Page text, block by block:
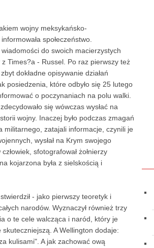
wojny meksykańsko-
społeczeństwo.
do swoich macierzystych
Times?a - Russel. Po raz pierwszy też
dokładne opisywanie działań
posiedzenia, które odbyło się 25 lutego
o poczynaniach na polu walki.
się wówczas wysłać na
wojny. Inaczej było podczas zmagań
militarnego, zatajali informacje, czynili je
wysłał na Krym swojego
sfotografował żołnierzy
kojarzona była z sielskością i
- jako pierwszy teoretyk i
narodów. Wyznaczył również trzy
o te cele walcząca i naród, który je
A Wellington dodaje:
kulisami". A jak zachować ową